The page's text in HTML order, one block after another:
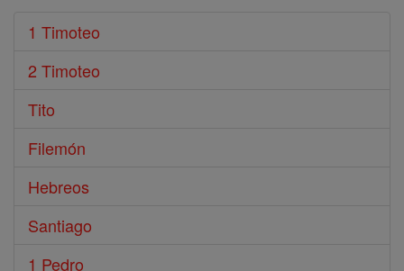
1 Timoteo
2 Timoteo
Tito
Filemón
Hebreos
Santiago
1 Pedro